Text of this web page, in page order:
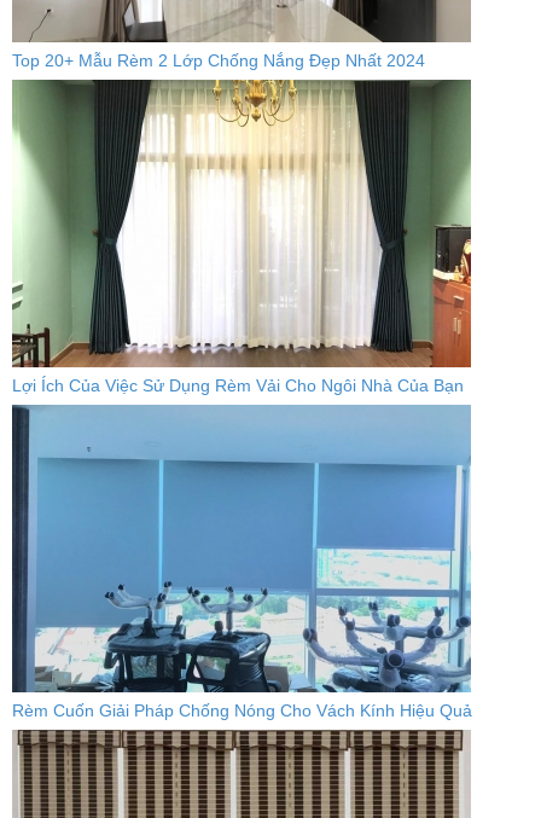
Top 20+ Mẫu Rèm 2 Lớp Chống Nắng Đẹp Nhất 2024
Lợi Ích Của Việc Sử Dụng Rèm Vải Cho Ngôi Nhà Của Bạn
Rèm Cuốn Giải Pháp Chống Nóng Cho Vách Kính Hiệu Quả